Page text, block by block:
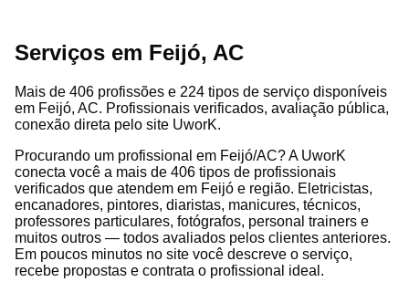
Serviços em Feijó, AC
Mais de 406 profissões e 224 tipos de serviço disponíveis
em Feijó, AC. Profissionais verificados, avaliação pública,
conexão direta pelo site UworK.
Procurando um profissional em Feijó/AC? A UworK
conecta você a mais de 406 tipos de profissionais
verificados que atendem em Feijó e região. Eletricistas,
encanadores, pintores, diaristas, manicures, técnicos,
professores particulares, fotógrafos, personal trainers e
muitos outros — todos avaliados pelos clientes anteriores.
Em poucos minutos no site você descreve o serviço,
recebe propostas e contrata o profissional ideal.